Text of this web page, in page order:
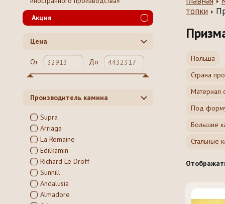
топки
Польша
Страна
Материал
Под
Большие
Стальные
Акция
Цена
От До
Производитель камина
Supra
Arriaga
La Romaine
Edilkamin
Richard Le Droff
Sunhill
Andalusia
Almadore